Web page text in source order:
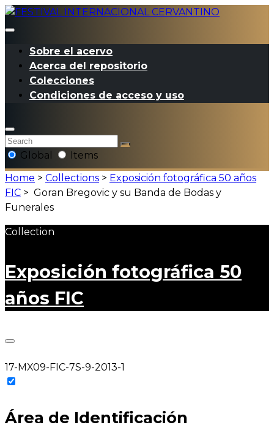
Sobre el acervo
Acerca del repositorio
Colecciones
Condiciones de acceso y uso
Global
Items
Home > Collections > Exposición fotográfica 50 años
FIC > Goran Bregovic y su Banda de Bodas y
Funerales
Collection
Exposición fotográfica 50
años FIC
17-MX09-FIC-7S-9-2013-1
Área de Identificación